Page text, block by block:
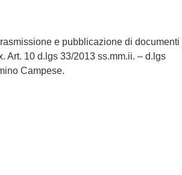
e pubblicazione di documenti
Art. 10 d.lgs 33/2013 ss.mm.ii. – d.lgs
Campese.